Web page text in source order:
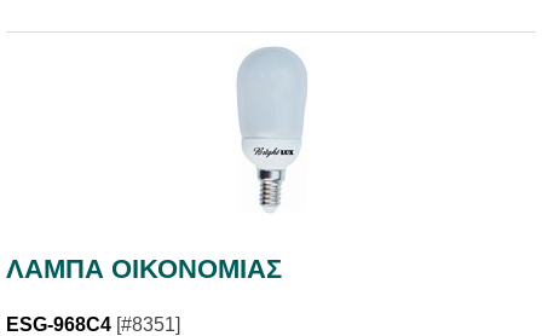
ΛΑΜΠΑ ΟΙΚΟΝΟΜΙΑΣ
ESG-968C4 [#8351]